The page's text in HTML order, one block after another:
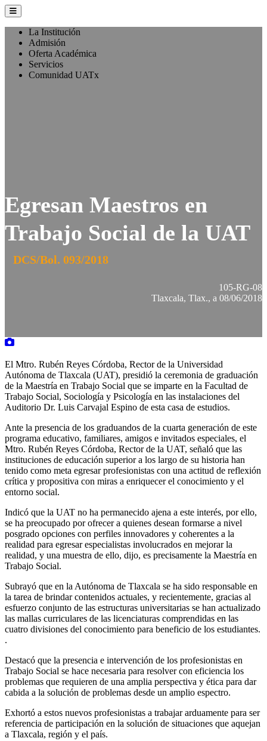
La Institución
Admisión
Oferta Académica
Servicios
Comunidad UATx
Egresan Maestros en
Trabajo Social de la UAT
DCS/Bol. 093/2018
105-RG-08
Tlaxcala, Tlax., a 08/06/2018
El Mtro. Rubén Reyes Córdoba, Rector de la Universidad
Autónoma de Tlaxcala (UAT), presidió la ceremonia de graduación
de la Maestría en Trabajo Social que se imparte en la Facultad de
Trabajo Social, Sociología y Psicología en las instalaciones del
Auditorio Dr. Luis Carvajal Espino de esta casa de estudios.
Ante la presencia de los graduandos de la cuarta generación de este
programa educativo, familiares, amigos e invitados especiales, el
Mtro. Rubén Reyes Córdoba, Rector de la UAT, señaló que las
instituciones de educación superior a los largo de su historia han
tenido como meta egresar profesionistas con una actitud de reflexión
crítica y propositiva con miras a enriquecer el conocimiento y el
entorno social.
Indicó que la UAT no ha permanecido ajena a este interés, por ello,
se ha preocupado por ofrecer a quienes desean formarse a nivel
posgrado opciones con perfiles innovadores y coherentes a la
realidad para egresar especialistas involucrados en mejorar la
realidad, y una muestra de ello, dijo, es precisamente la Maestría en
Trabajo Social.
Subrayó que en la Autónoma de Tlaxcala se ha sido responsable en
la tarea de brindar contenidos actuales, y recientemente, gracias al
esfuerzo conjunto de las estructuras universitarias se han actualizado
las mallas curriculares de las licenciaturas comprendidas en las
cuatro divisiones del conocimiento para beneficio de los estudiantes.
.
Destacó que la presencia e intervención de los profesionistas en
Trabajo Social se hace necesaria para resolver con eficiencia los
problemas que requieren de una amplia perspectiva y ética para dar
cabida a la solución de problemas desde un amplio espectro.
Exhortó a estos nuevos profesionistas a trabajar arduamente para ser
referencia de participación en la solución de situaciones que aquejan
a Tlaxcala, región y el país.